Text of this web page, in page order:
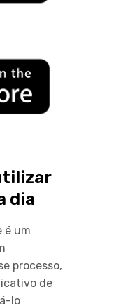
dia
é um
processo,
de
lo